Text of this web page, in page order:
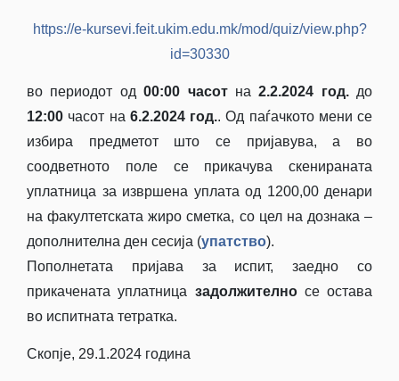
https://e-kursevi.feit.ukim.edu.mk/mod/quiz/view.php?
id=30330
во периодот од00:00 часотна2.2.2024 год.до
12:00 часот на 6.2.2024 год.. Од паѓачкото мени се
избира предметот што се пријавува, а во
соодветното поле се прикачува скенираната
уплатница за извршена уплата од 1200,00 денари
на факултетската жиро сметка, со цел на дознака –
дополнителна ден сесија (упатство).
Пополнетата пријава за испит, заедно со
прикачената уплатница задолжителносе остава
во испитната тетратка.
Скопје, 29.1.2024 година